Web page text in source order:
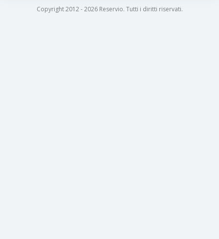
Copyright 2012 - 2026 Reservio. Tutti i diritti riservati.